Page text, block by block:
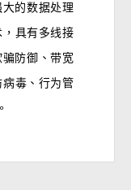
大的数据处理
具有多线接
骗防御、带宽
毒、行为管